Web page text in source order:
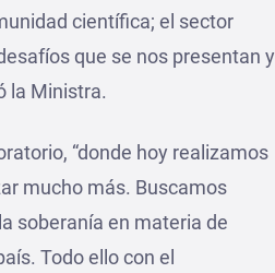
científica; el sector
que se nos presentan y
la Ministra.
“donde hoy realizamos
mucho más. Buscamos
soberanía en materia de
Todo ello con el